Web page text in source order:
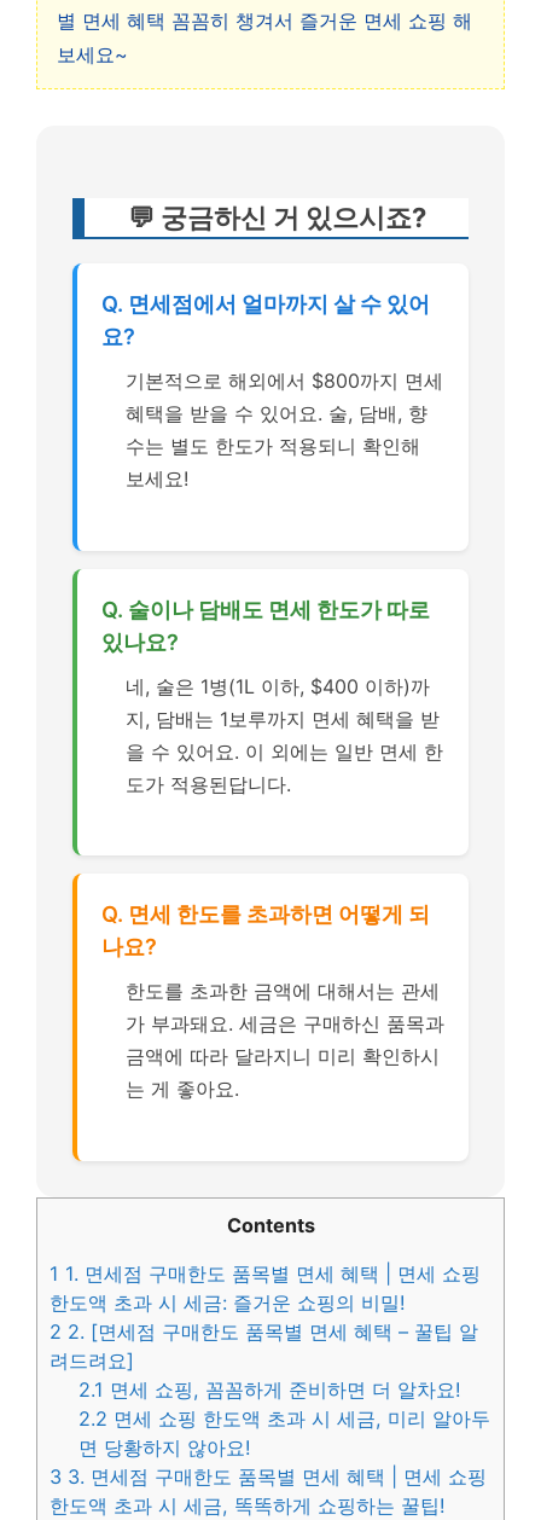
별 면세 혜택 꼼꼼히 챙겨서 즐거운 면세 쇼핑 해
보세요~
💬 궁금하신 거 있으시죠?
Q. 면세점에서 얼마까지 살 수 있어
요?
기본적으로 해외에서 $800까지 면세
혜택을 받을 수 있어요. 술, 담배, 향
수는 별도 한도가 적용되니 확인해
보세요!
Q. 술이나 담배도 면세 한도가 따로
있나요?
네, 술은 1병(1L 이하, $400 이하)까
지, 담배는 1보루까지 면세 혜택을 받
을 수 있어요. 이 외에는 일반 면세 한
도가 적용된답니다.
Q. 면세 한도를 초과하면 어떻게 되
나요?
한도를 초과한 금액에 대해서는 관세
가 부과돼요. 세금은 구매하신 품목과
금액에 따라 달라지니 미리 확인하시
는 게 좋아요.
Contents
1 1. 면세점 구매한도 품목별 면세 혜택 | 면세 쇼핑
한도액 초과 시 세금: 즐거운 쇼핑의 비밀!
2 2. [면세점 구매한도 품목별 면세 혜택 – 꿀팁 알
려드려요]
2.1 면세 쇼핑, 꼼꼼하게 준비하면 더 알차요!
2.2 면세 쇼핑 한도액 초과 시 세금, 미리 알아두
면 당황하지 않아요!
3 3. 면세점 구매한도 품목별 면세 혜택 | 면세 쇼핑
한도액 초과 시 세금, 똑똑하게 쇼핑하는 꿀팁!